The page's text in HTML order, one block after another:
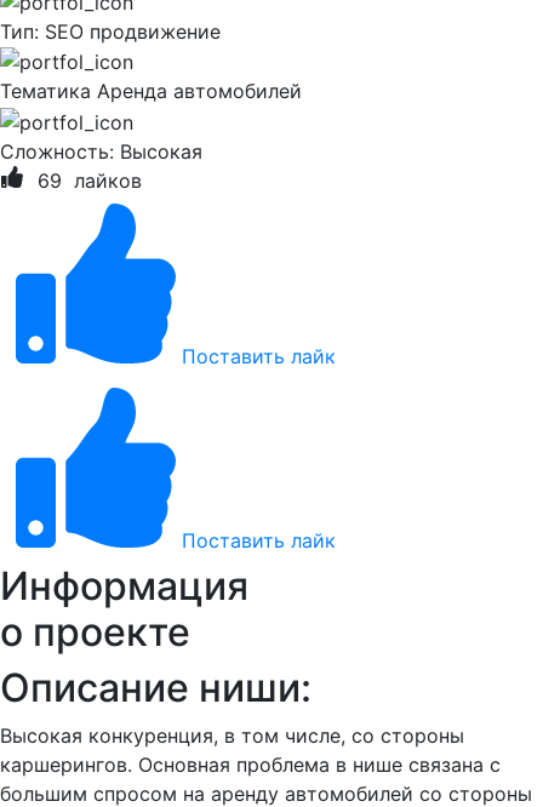
Тип: SEO продвижение
Тематика Аренда автомобилей
Сложность: Высокая
69 лайков
Поставить лайк
Поставить лайк
Информация
о проекте
Описание ниши:
Высокая конкуренция, в том числе, со стороны
каршерингов. Основная проблема в нише связана с
большим спросом на аренду автомобилей со стороны